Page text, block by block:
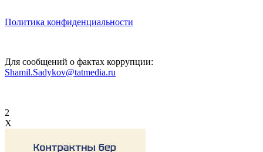
Политика конфиденциальности
Для сообщений о фактах коррупции:
Shamil.Sadykov@tatmedia.ru
2
X